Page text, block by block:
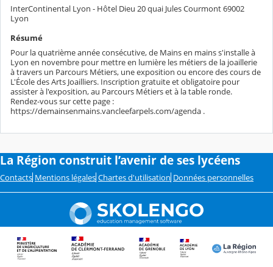
InterContinental Lyon - Hôtel Dieu 20 quai Jules Courmont 69002
Lyon
Résumé
Pour la quatrième année consécutive, de Mains en mains s'installe à
Lyon en novembre pour mettre en lumière les métiers de la joaillerie
à travers un Parcours Métiers, une exposition ou encore des cours de
L'École des Arts Joailliers. Inscription gratuite et obligatoire pour
assister à l'exposition, au Parcours Métiers et à la table ronde.
Rendez-vous sur cette page :
https://demainsenmains.vancleefarpels.com/agenda .
La Région construit l’avenir de ses lycéens
Contacts Mentions légales Chartes d'utilisation Données personnelles